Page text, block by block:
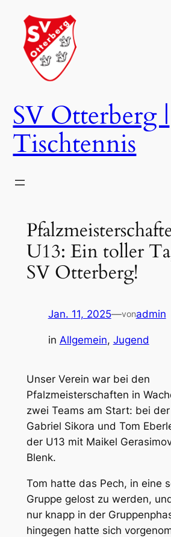
Inhalt
springen
SV Otterberg |
Tischtennis
U13: Ein toller
SV Otterberg!
Jan. 11, 2025—vonadmin
in Allgemein, Jugend
Unser Verein war bei den
Pfalzmeisterschaften in
zwei Teams am Start: bei
Gabriel Sikora und Tom
der U13 mit Maikel
Blenk.
Tom hatte das Pech, in eine
Gruppe gelost zu werden,
nur knapp in der
hingegen hatte sich